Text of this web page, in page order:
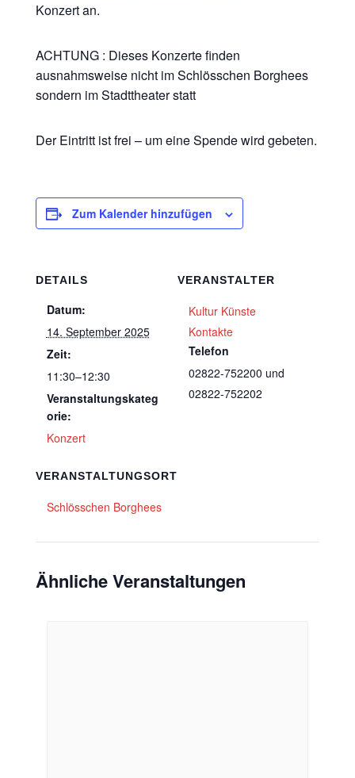
Konzert an.
ACHTUNG : Dieses Konzerte finden
ausnahmsweise nicht im Schlösschen Borghees
sondern im Stadttheater statt
Der Eintritt ist frei – um eine Spende wird gebeten.
Zum Kalender hinzufügen
DETAILS
Datum:
14. September 2025
Zeit:
11:30–12:30
Veranstaltungskateg
orie:
Konzert
VERANSTALTUNGSORT
Schlösschen Borghees
VERANSTALTER
Kultur Künste
Kontakte
Telefon
02822-752200 und
02822-752202
Ähnliche Veranstaltungen